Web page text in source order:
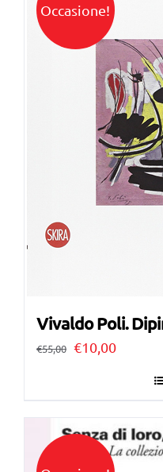
Occasione!
Vivaldo Poli.
€55,00 Il
€55,00.
€10,00Il
prezzo
€10,00.